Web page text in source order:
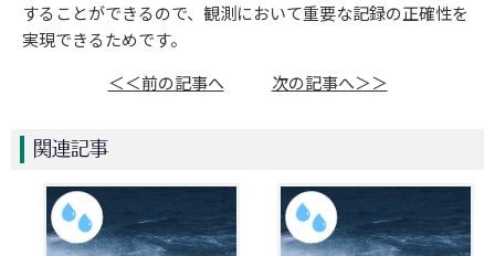
することができるので、観測において重要な記録の正確性を
実現できるためです。
＜＜前の記事へ
次の記事へ＞＞
関連記事